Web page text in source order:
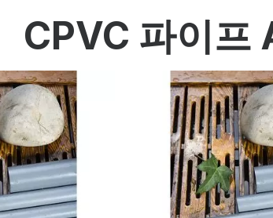
측정 및 제어 계측
PE 파이프
플라스틱 사출 금형
CPVC 파이프